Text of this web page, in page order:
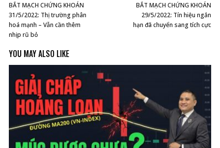
BẮT MẠCH CHỨNG KHOÁN
31/5/2022: Thị trường phân
hoá mạnh – Vẫn cần thêm
nhịp rũ bỏ
BẮT MẠCH CHỨNG KHOÁN
29/5/2022: Tín hiệu ngắn
hạn đã chuyển sang tích cực
YOU MAY ALSO LIKE